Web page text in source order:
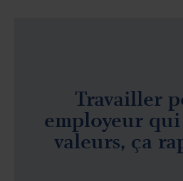
Travailler
employeur
valeurs, ça